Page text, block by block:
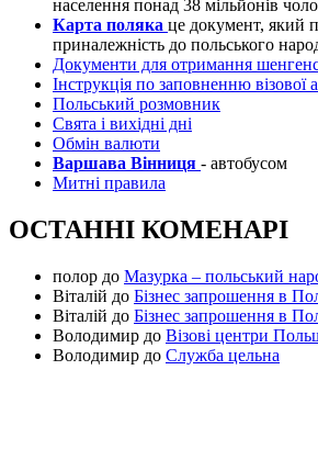
населення понад 38 мільйонів
Карта поляка це документ, який
приналежність до польського
Документи для отримання
Інструкція по заповненню візової
Польський розмовник
Свята і вихідні дні
Обмін валюти
Варшава Вінниця - автобусом
Митні правила
ОСТАННІ КОМЕНАРІ
полор до Мазурка – польський
Віталій до Бізнес запрошення в
Віталій до Бізнес запрошення в
Володимир до Візові центри
Володимир до Служба цельна